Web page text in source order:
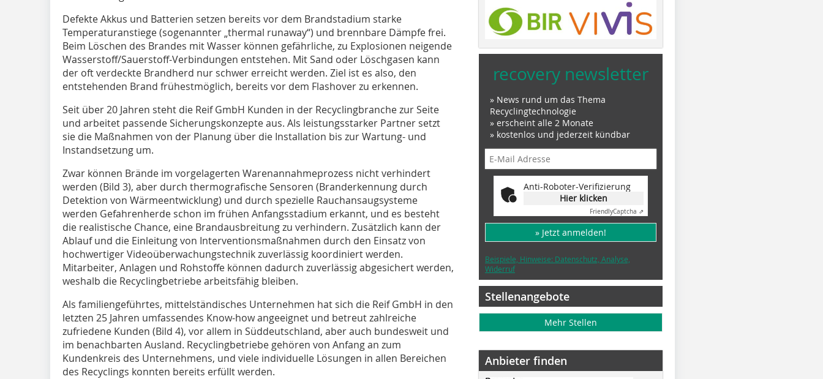
Defekte Akkus und Batterien setzen bereits vor dem Brandstadium starke
Temperaturanstiege (sogenannter „thermal runaway“) und brennbare Dämpfe frei.
Beim Löschen des Brandes mit Wasser können gefährliche, zu Explosionen neigende
Wasserstoff/Sauerstoff-Verbindungen entstehen. Mit Sand oder Löschgasen kann
der oft verdeckte Brandherd nur schwer erreicht werden. Ziel ist es also, den
entstehenden Brand frühestmöglich, bereits vor dem Flashover zu erkennen.
Seit über 20 Jahren steht die Reif GmbH Kunden in der Recyclingbranche zur Seite
und arbeitet passende Sicherungskonzepte aus. Als leistungsstarker Partner setzt
sie die Maßnahmen von der Planung über die Installation bis zur Wartung- und
Instandsetzung um.
Zwar können Brände im vorgelagerten Warenannahmeprozess nicht verhindert
werden (Bild 3), aber durch thermografische Sensoren (Branderkennung durch
Detektion von Wärmeentwicklung) und durch spezielle Rauchansaugsysteme
werden Gefahrenherde schon im frühen Anfangsstadium erkannt, und es besteht
die realistische Chance, eine Brandausbreitung zu verhindern. Zusätzlich kann der
Ablauf und die Einleitung von Interventionsmaßnahmen durch den Einsatz von
hochwertiger Videoüberwachungstechnik zuverlässig koordiniert werden.
Mitarbeiter, Anlagen und Rohstoffe können dadurch zuverlässig abgesichert werden,
weshalb die Recyclingbetriebe arbeitsfähig bleiben.
Als familiengeführtes, mittelständisches Unternehmen hat sich die Reif GmbH in den
letzten 25 Jahren umfassendes Know-how angeeignet und betreut zahlreiche
zufriedene Kunden (Bild 4), vor allem in Süddeutschland, aber auch bundesweit und
im benachbarten Ausland. Recyclingbetriebe gehören von Anfang an zum
Kundenkreis des Unternehmens, und viele individuelle Lösungen in allen Bereichen
des Recyclings konnten bereits erfüllt werden.
recovery newsletter
» News rund um das Thema
Recyclingtechnologie
» erscheint alle 2 Monate
» kostenlos und jederzeit kündbar
Anti-Roboter-Verifizierung
Hier klicken
FriendlyCaptcha ⇗
» Jetzt anmelden!
Beispiele, Hinweise: Datenschutz, Analyse,
Widerruf
Stellenangebote
Mehr Stellen
Anbieter finden